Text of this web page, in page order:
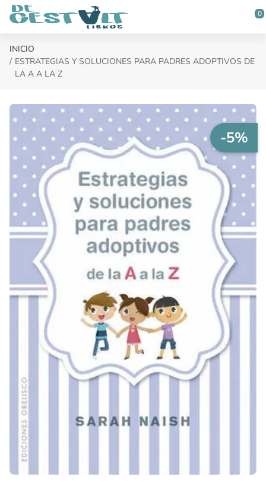
Saltar al contenido principal
0
INICIO
ESTRATEGIAS Y SOLUCIONES PARA PADRES ADOPTIVOS DE
LA A A LA Z
-5%